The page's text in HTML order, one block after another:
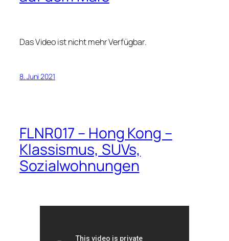
Das Video ist nicht mehr Verfügbar.
8. Juni 2021
FLNR017 – Hong Kong –
Klassismus, SUVs,
Sozialwohnungen